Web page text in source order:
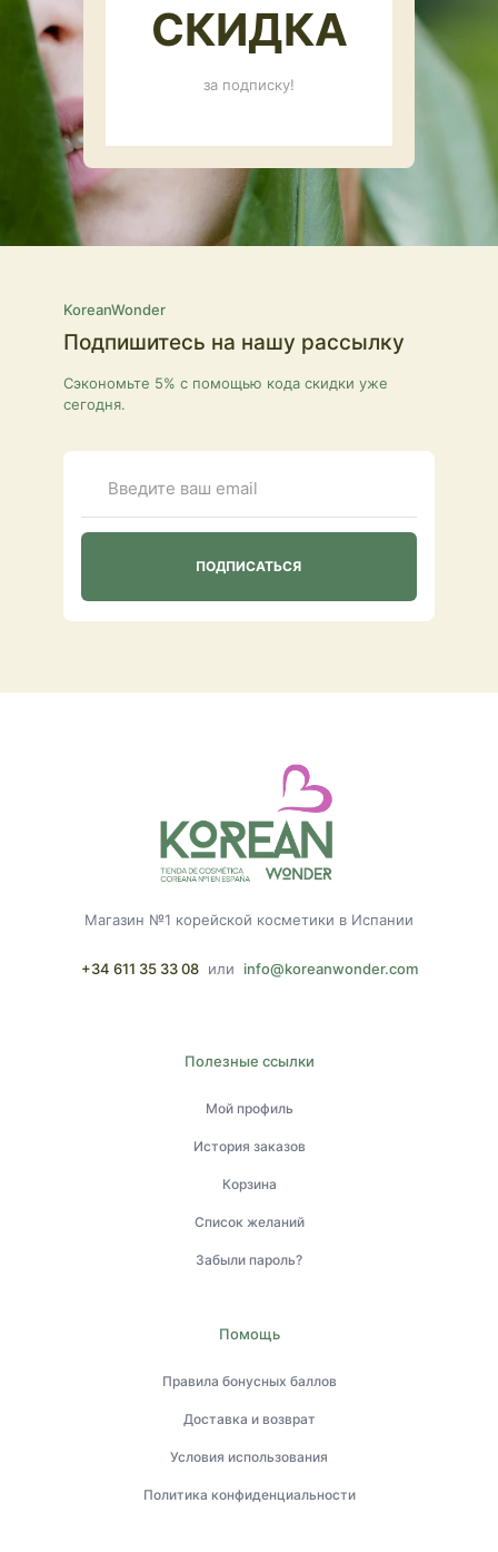
СКИДКА
за подписку!
KoreanWonder
Подпишитесь на нашу рассылку
Сэкономьте 5% с помощью кода скидки уже
сегодня.
Магазин №1 корейской косметики в Испании
+34 611 35 33 08 или info@koreanwonder.com
Полезные ссылки
Мой профиль
История заказов
Корзина
Список желаний
Забыли пароль?
Помощь
Правила бонусных баллов
Доставка и возврат
Условия использования
Политика конфиденциальности